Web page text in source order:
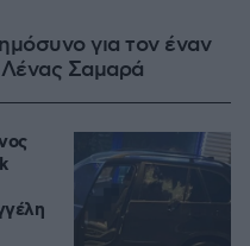
για τον έναν
Σαμαρά